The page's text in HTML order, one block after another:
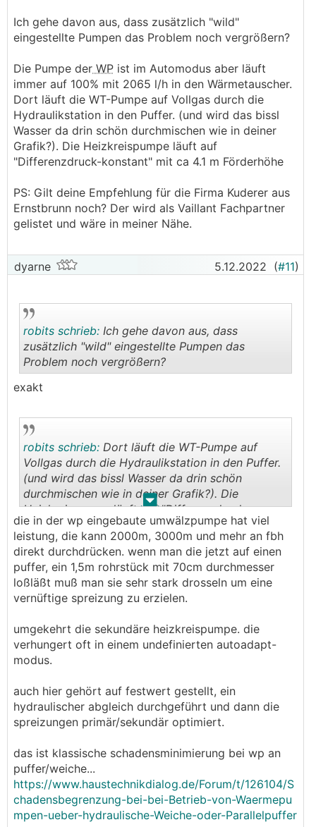
Ich gehe davon aus, dass zusätzlich "wild"
eingestellte Pumpen das Problem noch vergrößern?
Die Pumpe der WP ist im Automodus aber läuft
immer auf 100% mit 2065 l/h in den Wärmetauscher.
Dort läuft die WT-Pumpe auf Vollgas durch die
Hydraulikstation in den Puffer. (und wird das bissl
Wasser da drin schön durchmischen wie in deiner
Grafik?). Die Heizkreispumpe läuft auf
"Differenzdruck-konstant" mit ca 4.1 m Förderhöhe
PS: Gilt deine Empfehlung für die Firma Kuderer aus
Ernstbrunn noch? Der wird als Vaillant Fachpartner
gelistet und wäre in meiner Nähe.
dyarne 5.12.2022 (#11)
robits schrieb: Ich gehe davon aus, dass
zusätzlich "wild" eingestellte Pumpen das
Problem noch vergrößern?
exakt
. .
robits schrieb: Dort läuft die WT-Pumpe auf
Vollgas durch die Hydraulikstation in den Puffer.
(und wird das bissl Wasser da drin schön
durchmischen wie in deiner Grafik?). Die
Heizkreispumpe läuft auf "Differenzdruck-
konstant" mit ca 4.1 m Förderhöhe...
die in der wp eingebaute umwälzpumpe hat viel
leistung, die kann 2000m, 3000m und mehr an fbh
direkt durchdrücken. wenn man die jetzt auf einen
puffer, ein 1,5m rohrstück mit 70cm durchmesser
loßläßt muß man sie sehr stark drosseln um eine
vernüftige spreizung zu erzielen.
umgekehrt die sekundäre heizkreispumpe. die
verhungert oft in einem undefinierten autoadapt-
modus.
auch hier gehört auf festwert gestellt, ein
hydraulischer abgleich durchgeführt und dann die
spreizungen primär/sekundär optimiert.
das ist klassische schadensminimierung bei wp an
puffer/weiche...
https://www.haustechnikdialog.de/Forum/t/126104/S
chadensbegrenzung-bei-bei-Betrieb-von-Waermepu
mpen-ueber-hydraulische-Weiche-oder-Parallelpuffer